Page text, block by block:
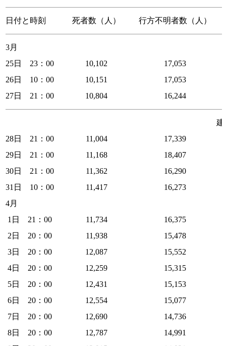
日付と時刻 死者数（人） 行方不明者数（人）
3月
25日 23：00
10,102
17,053
26日 10：00
10,151
17,053
27日 21：00
10,804 16,244
建物
28日 21：00
11,004
17,339
29日 21：00
11,168
18,407
30日 21：00
11,362
16,290
31日 10：00
11,417
16,273
4月
1日 21：00
11,734
16,375
2日 20：00
11,938
15,478
3日 20：00
12,087
15,552
4日 20：00
12,259
15,315
5日 20：00
12,431
15,153
6日 20：00
12,554
15,077
7日 20：00
12,690
14,736
8日 20：00
12,787
14,991